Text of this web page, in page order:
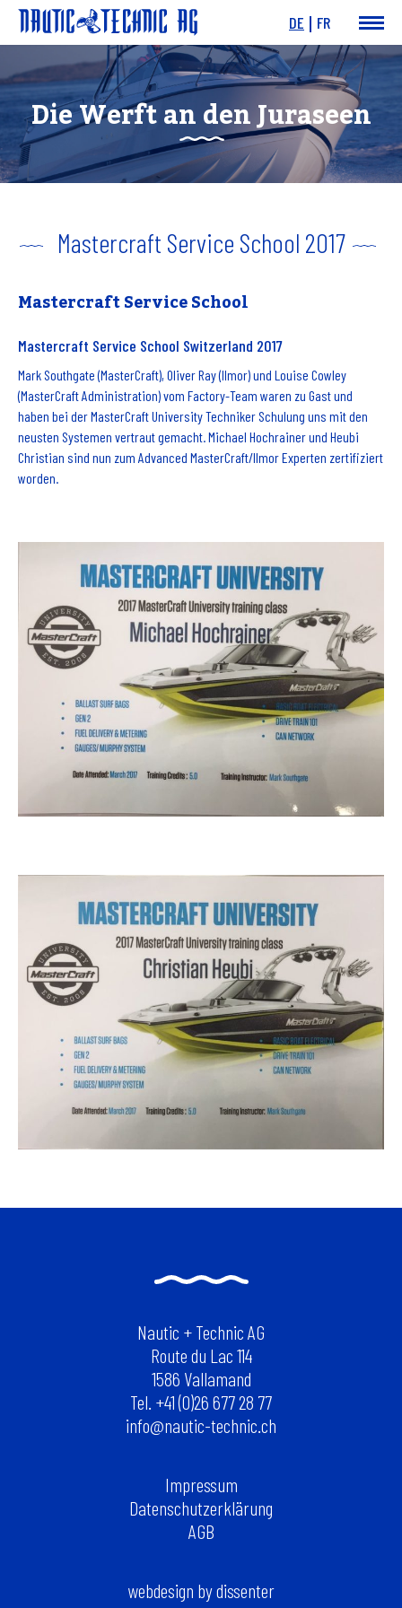
News & Events
Boote
Motoren
Angebote
Dienstleistungen
Werft
Charity
Links
DE FR
Die Werft an den Juraseen
Mastercraft Service School 2017
Mastercraft Service School
Mastercraft Service School Switzerland 2017
Mark Southgate (MasterCraft), Oliver Ray (Ilmor) und Louise Cowley
(MasterCraft Administration) vom Factory-Team waren zu Gast und
haben bei der MasterCraft University Techniker Schulung uns mit den
neusten Systemen vertraut gemacht. Michael Hochrainer und Heubi
Christian sind nun zum Advanced MasterCraft/Ilmor Experten zertifiziert
worden.
Nautic + Technic AG
Route du Lac 114
1586 Vallamand
Tel. +41 (0)26 677 28 77
info@nautic-technic.ch
Impressum
Datenschutzerklärung
AGB
webdesign by dissenter